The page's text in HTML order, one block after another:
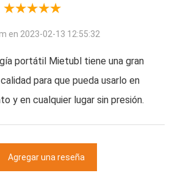
en 2023-02-13 12:55:32
portátil Mietubl tiene una gran
para que pueda usarlo en
y en cualquier lugar sin presión.
Agregar una reseña